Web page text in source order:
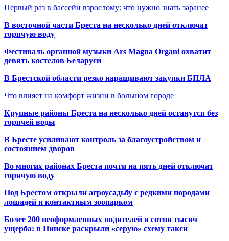
Первый раз в бассейн взрослому: что нужно знать заранее
В восточной части Бреста на несколько дней отключат
горячую воду
Фестиваль органной музыки Ars Magna Organi охватит
девять костелов Беларуси
В Брестской области резко наращивают закупки БПЛА
Что влияет на комфорт жизни в большом городе
Крупные районы Бреста на несколько дней останутся без
горячей воды
В Бресте усиливают контроль за благоустройством и
состоянием дворов
Во многих районах Бреста почти на пять дней отключат
горячую воду
Под Брестом открыли агроусадьбу с редкими породами
лошадей и контактным зоопарком
Более 200 неоформленных водителей и сотни тысяч
ущерба: в Пинске раскрыли «серую» схему такси